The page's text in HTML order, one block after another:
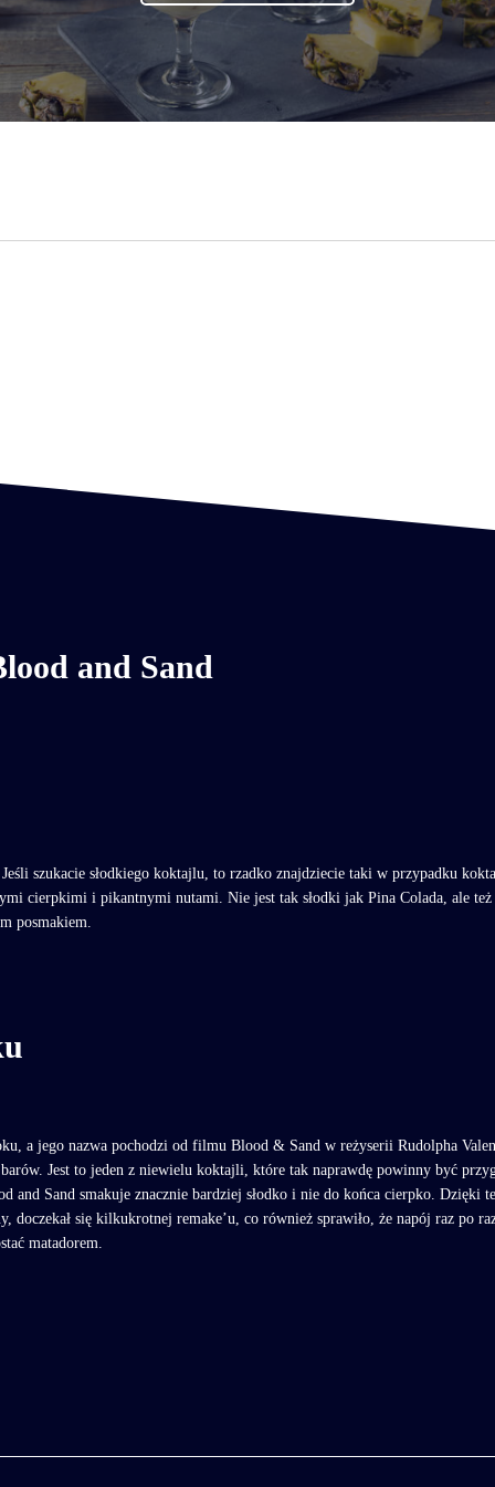
and Sand
szukacie słodkiego koktajlu, to rzadko znajdziecie taki w przypadku
cierpkimi i pikantnymi nutami. Nie jest tak słodki jak Pina Colada, ale
posmakiem.
a jego nazwa pochodzi od filmu Blood & Sand w reżyserii Rudolpha
Jest to jeden z niewielu koktajli, które tak naprawdę powinny być
Sand smakuje znacznie bardziej słodko i nie do końca cierpko. Dzięki
się kilkukrotnej remake’u, co również sprawiło, że napój raz po
matadorem.